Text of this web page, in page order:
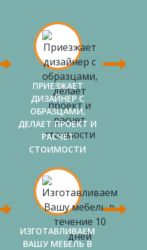
ПРИЕЗЖАЕТ
ДИЗАЙНЕР С
ОБРАЗЦАМИ,
ДЕЛАЕТ ПРОЕКТ И
РАСЧЕТ
СТОИМОСТИ
ИЗГОТАВЛИВАЕМ
ВАШУ МЕБЕЛЬ В